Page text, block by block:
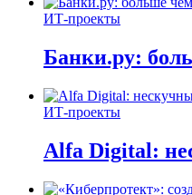
ИТ-проекты
Банки.ру:
ИТ-проекты
Alfa Digital: